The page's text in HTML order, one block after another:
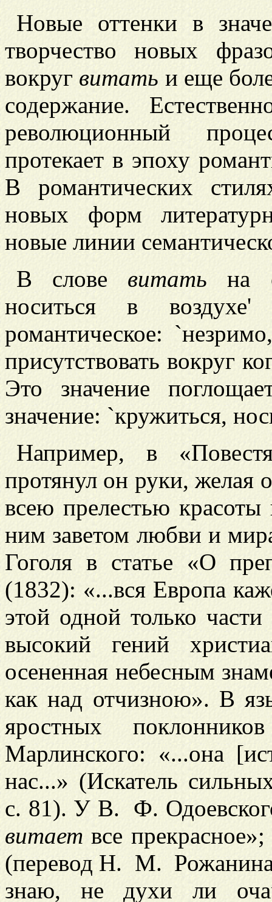
Новые оттенки в
творчество новых
вокруг витать и еще
содержание.
революционный
протекает в эпоху
В романтических
новых форм
новые линии
В слове витать на
носиться в
романтическое:
присутствовать вокруг
Это значение
значение: `кружиться,
Например, в
протянул он руки, желая
всею прелестью
ним заветом любви и
Гоголя в статье «О
(1832): «...вся Европа
этой одной только
высокий гений
осененная небесным
как над отчизною». В
яростных
Марлинского: «...она
нас...» (Искатель
с. 81). У В. Ф.
витает все
(перевод Н. М.
знаю, не духи ли